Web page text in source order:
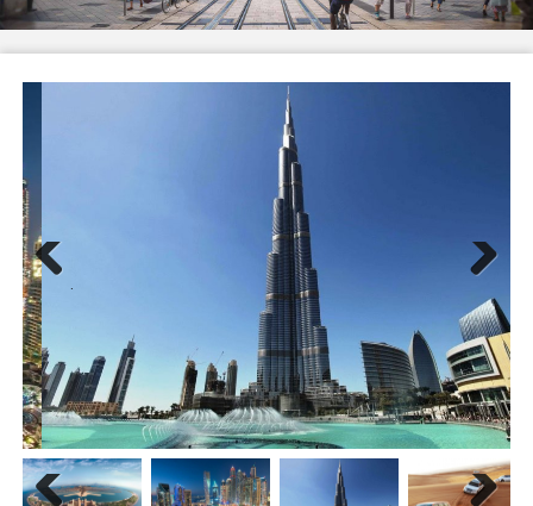
Previous Next